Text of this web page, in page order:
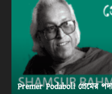
Premer Podaboli প্রেমের